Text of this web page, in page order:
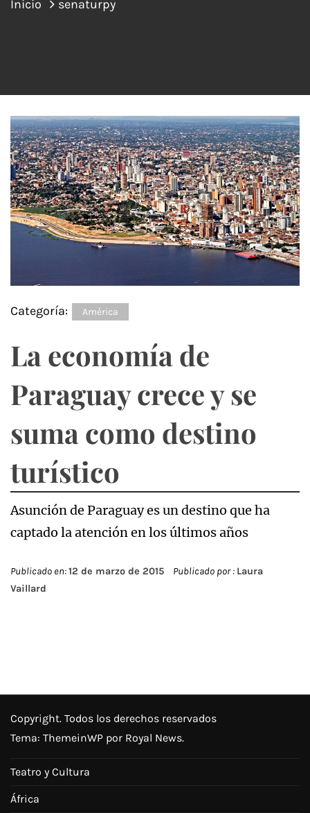
Inicio senaturpy
Categoría: América
La economía de
Paraguay crece y se
suma como destino
turístico
Asunción de Paraguay es un destino que ha
captado la atención en los últimos años
Publicado en:12 de marzo de 2015 Publicado por : Laura
Vaillard
Copyright. Todos los derechos reservados
Tema: ThemeinWP por Royal News.
Teatro y Cultura
África